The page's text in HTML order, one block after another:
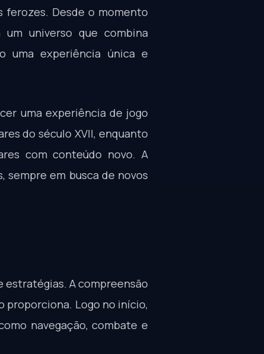
Desde o momento
um universo que combina
uma experiência única e
uma experiência de jogo
do século XVII, enquanto
com conteúdo novo. A
sempre em busca de novos
estratégias. A compreensão
proporciona. Logo no início,
navegação, combate e